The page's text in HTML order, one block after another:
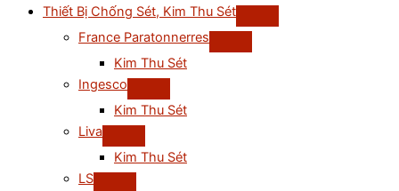
Thiết Bị Chống Sét, Kim Thu Sét
France Paratonnerres
Kim Thu Sét
Ingesco
Kim Thu Sét
Liva
Kim Thu Sét
LS